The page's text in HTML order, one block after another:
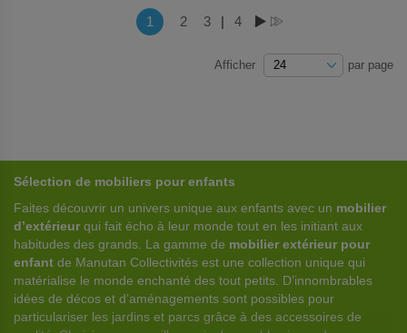
PageVous lisez actuellement la page
1 Page
2 Page
3 | Page
4
Afficher par page
Sélection de mobiliers pour enfants
Faites découvrir un univers unique aux enfants avec un mobilier
d’extérieurqui fait écho à leur monde tout en les initiant aux
habitudes des grands. La gamme de mobilier extérieur pour
enfant de Manutan Collectivités est une collection unique qui
matérialise le monde enchanté des tout petits. D’innombrables
idées de décos et d’aménagements sont possibles pour
particulariser les jardins et parcs grâce à des accessoires de